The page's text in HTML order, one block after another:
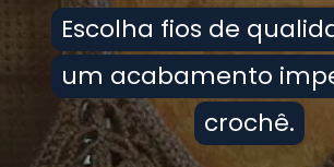
Escolha fios de
um acabamento
crochê.
Escolha fios de
um acabamento
crochê.